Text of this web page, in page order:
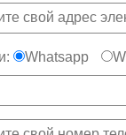
Whatsapp